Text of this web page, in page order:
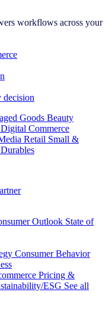
workflows across your
decision
Goods Beauty
Digital Commerce
Retail Small &
Outlook State of
Consumer Behavior
Pricing &
ESG See all